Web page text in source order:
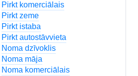
Pirkt komerciālais
Pirkt zeme
Pirkt istaba
Pirkt autostāvvieta
Noma dzīvoklis
Noma māja
Noma komerciālais